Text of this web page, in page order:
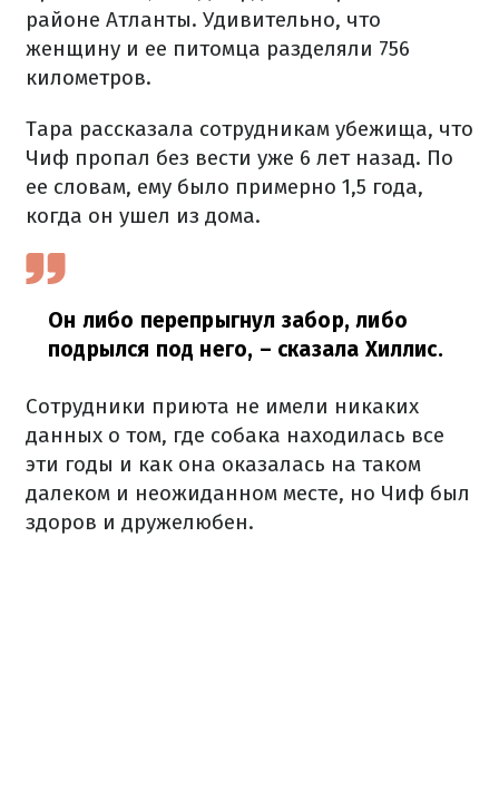
районе Атланты. Удивительно, что
женщину и ее питомца разделяли 756
километров.
Тара рассказала сотрудникам убежища, что
Чиф пропал без вести уже 6 лет назад. По
ее словам, ему было примерно 1,5 года,
когда он ушел из дома.
Он либо перепрыгнул забор, либо
подрылся под него, – сказала Хиллис.
Сотрудники приюта не имели никаких
данных о том, где собака находилась все
эти годы и как она оказалась на таком
далеком и неожиданном месте, но Чиф был
здоров и дружелюбен.